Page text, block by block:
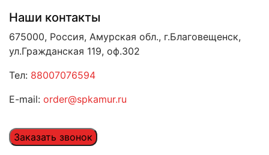
Наши контакты
675000, Россия, Амурская обл., г.Благовещенск,
ул.Гражданская 119, оф.302
Тел: 88007076594
E-mail: order@spkamur.ru
Заказать звонок